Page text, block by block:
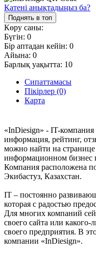
Қатені анықтадыңыз ба?
Поднять в топ
Көру саны:
Бүгін: 0
Бір аптадан кейін: 0
Айына: 0
Барлық уақытта: 10
Сипаттамасы
Пікірлер (0)
Карта
«InDiesign» - IT-компания
информация, рейтинг,
можно найти на
информационном бизнес
Компания расположена
Экибастуз, Казахстан.
IT – постоянно
которая с радостью
Для многих компаний
своего сайта или
своего предприятия. В
компании «InDiesign».